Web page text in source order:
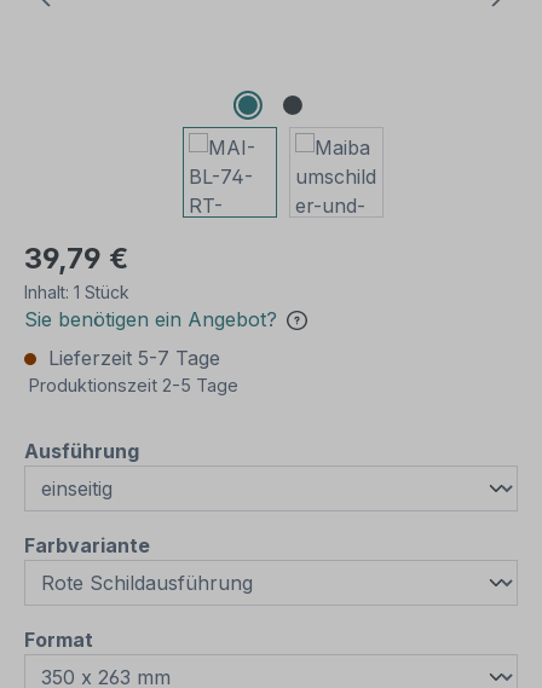
39,79 €
Inhalt: 1 Stück
Sie benötigen ein Angebot?
Lieferzeit 5-7 Tage
Produktionszeit 2-5 Tage
Ausführungauswählen
Farbvarianteauswählen
Format